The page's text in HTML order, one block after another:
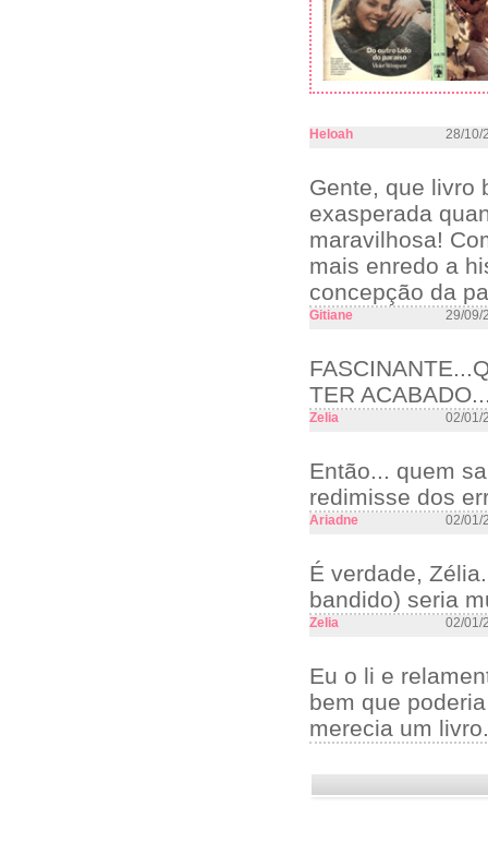
Heloah 28/10/
Gente, que livro
exasperada
maravilhosa!
mais enredo a
concepção da
Gitiane 29/09/
TER
Zelia 02/01/
Então... quem
redimisse dos
Ariadne 02/01/
É verdade,
bandido) seria
Zelia 02/01/
Eu o li e
bem que
merecia um